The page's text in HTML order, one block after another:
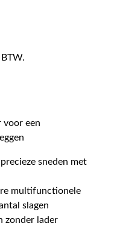
voor een
sneden met
multifunctionele
slagen
zonder lader